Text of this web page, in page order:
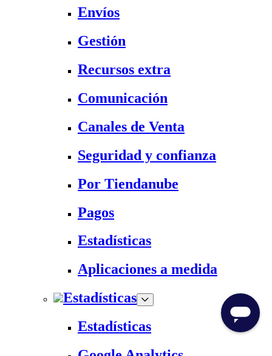
Envíos
Gestión
Recursos extra
Comunicación
Canales de Venta
Seguridad y confianza
Por Tiendanube
Pagos
Estadísticas
Aplicaciones a medida
Estadísticas
Estadísticas